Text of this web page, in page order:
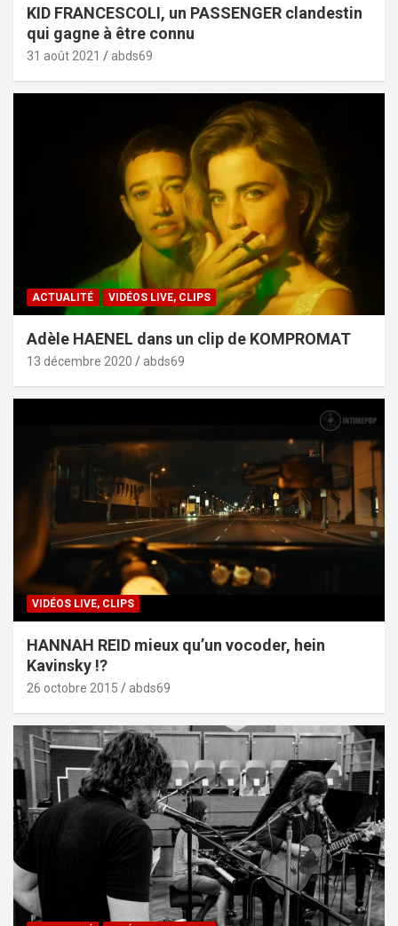
KID FRANCESCOLI, un PASSENGER clandestin
qui gagne à être connu
31 août 2021 abds69
ACTUALITÉ VIDÉOS LIVE, CLIPS
Adèle HAENEL dans un clip de KOMPROMAT
13 décembre 2020 abds69
VIDÉOS LIVE, CLIPS
HANNAH REID mieux qu’un vocoder, hein
Kavinsky !?
26 octobre 2015 abds69